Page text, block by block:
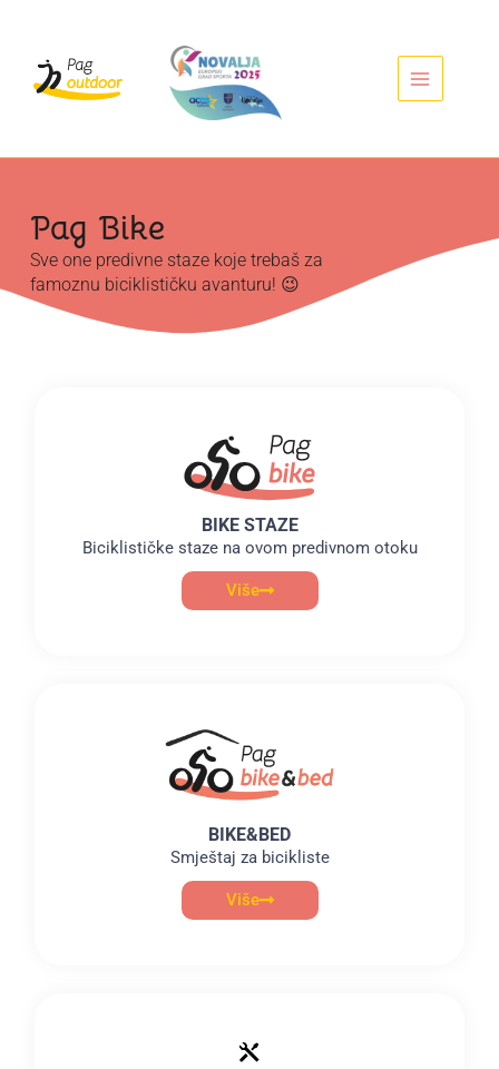
content
Pag Bike
Sve one predivne staze koje trebaš za
famoznu biciklističku avanturu! 😉
BIKE STAZE
Biciklističke staze na ovom predivnom otoku
Više
BIKE&BED
Smještaj za bicikliste
Više